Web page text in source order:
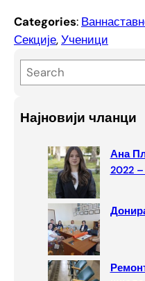
Categories:
Секције, Ученици
e
rНајновији чланци
Ана
2022